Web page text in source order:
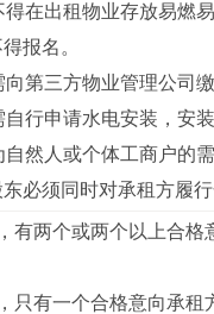
得在出租物业存放易燃
报名。
第三方物业管理公司缴
行申请水电安装，安
自然人或个体工商户的
必须同时对承租方履
有两个或两个以上合
只有一个合格意向承租